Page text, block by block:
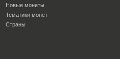
Новые монеты
Тематики монет
Страны